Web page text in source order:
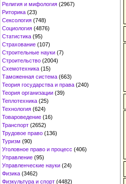
Религия и мифология (2967)
Риторика (23)
Сексология (748)
Социология (4876)
Статистика (95)
Страхование (107)
Строительные науки (7)
Строительство (2004)
Схемотехника (15)
Таможенная система (663)
Теория государства и права (240)
Теория организации (39)
Теплотехника (25)
Технология (624)
Товароведение (16)
Транспорт (2652)
Трудовое право (136)
Туризм (90)
Уголовное право и процесс (406)
Управление (95)
Управленческие науки (24)
Физика (3462)
Физкультура и спорт (4482)